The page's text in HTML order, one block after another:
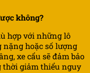
không?
hợp với những lô
hoặc số lượng
xe cẩu sẽ đảm bảo
thời giảm thiểu nguy